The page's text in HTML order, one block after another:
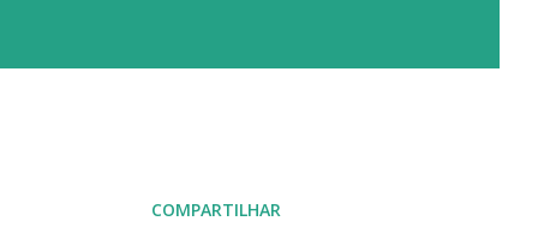
COMPARTILHAR